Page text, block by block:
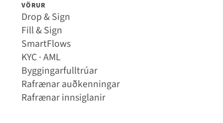
VÖRUR
Drop & Sign
Fill & Sign
SmartFlows
KYC · AML
Byggingarfulltrúar
Rafrænar auðkenningar
Rafrænar innsiglanir